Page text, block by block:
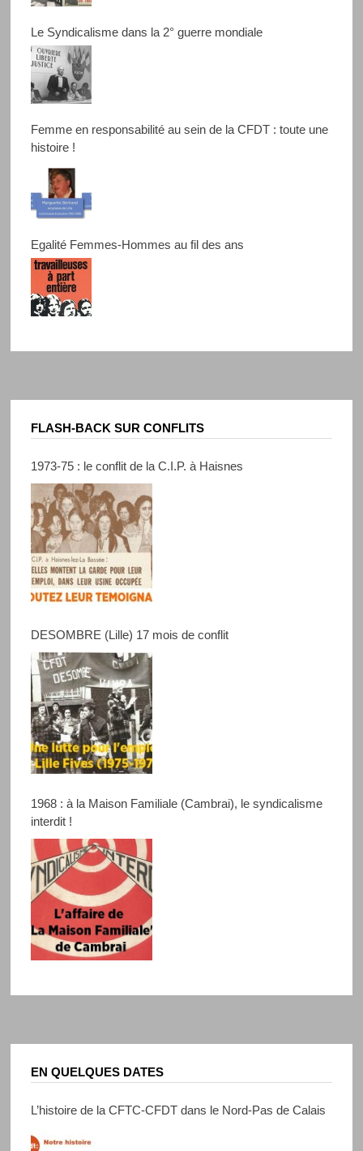
Le Syndicalisme dans la 2° guerre mondiale
Femme en responsabilité au sein de la CFDT : toute une
histoire !
Egalité Femmes-Hommes au fil des ans
FLASH-BACK SUR CONFLITS
1973-75 : le conflit de la C.I.P. à Haisnes
DESOMBRE (Lille) 17 mois de conflit
1968 : à la Maison Familiale (Cambrai), le syndicalisme
interdit !
EN QUELQUES DATES
L’histoire de la CFTC-CFDT dans le Nord-Pas de Calais